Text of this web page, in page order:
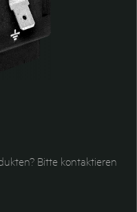
Bitte kontaktieren